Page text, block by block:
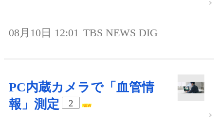
08月10日 12:01 TBS NEWS DIG
PC内蔵カメラで「血管情
報」測定
2